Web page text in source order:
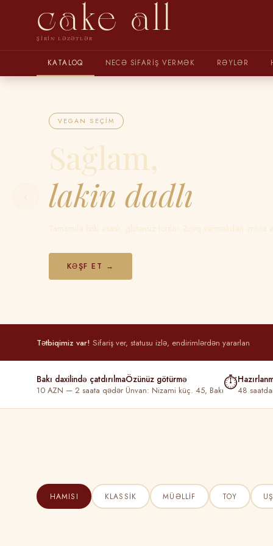
cake all
ŞIRIN LƏZƏTLƏR
KATALOQ NECƏ SIFARIŞ VERMƏK RƏYLƏR
VEGAN SEÇIM
Sağlam,
lakin dadlı
Tamamilə bitki əsaslı, glutensiz tortlar. Zövq verməkdən imtina
KƏŞF ET →
‹
Tətbiqimiz var! Sifariş ver, statusu izlə, endirimlərdən yararlan
Bakı daxilində çatdırılma
10 AZN — 2 saata qədər
Özünüz götürmə
Ünvan: Nizami küç. 45, Bakı⏱48
HAMISI KLASSIK MÜƏLLIF TOY